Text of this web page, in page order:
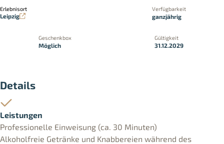
Erlebnisort
Leipzig
Verfügbarkeit
ganzjährig
Geschenkbox
Möglich
Gültigkeit
31.12.2029
Details
Leistungen
Professionelle Einweisung (ca. 30 Minuten)
Alkoholfreie Getränke und Knabbereien während des